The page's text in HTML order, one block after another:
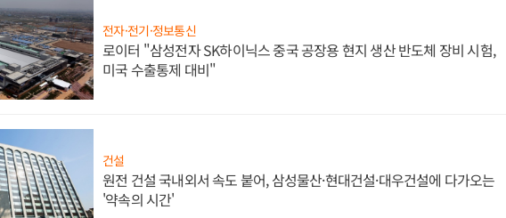
전자·전기·정보통신
로이터 "삼성전자 SK하이닉스 중국 공장용 현지 생산 반도체 장비 시험,
미국 수출통제 대비"
건설
원전 건설 국내외서 속도 붙어, 삼성물산·현대건설·대우건설에 다가오는
'약속의 시간'